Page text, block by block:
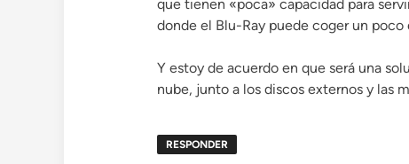
que tienen «poca» capacidad para
donde el Blu-Ray puede coger un poco
Y estoy de acuerdo en que será una
nube, junto a los discos externos y las
RESPONDER